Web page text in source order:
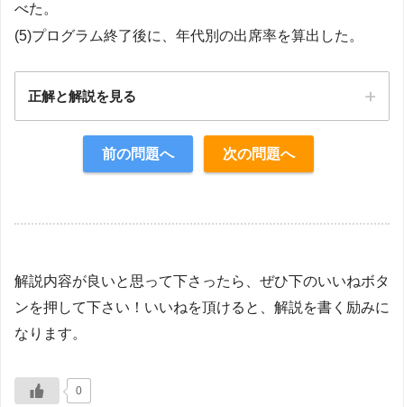
べた。
(5)プログラム終了後に、年代別の出席率を算出した。
正解と解説を見る
前の問題へ 次の問題へ
解説内容が良いと思って下さったら、ぜひ下のいいねボタ
ンを押して下さい！いいねを頂けると、解説を書く励みに
なります。
0